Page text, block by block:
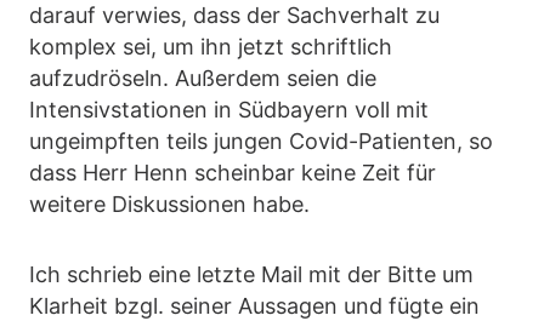
darauf verwies, dass der Sachverhalt zu
komplex sei, um ihn jetzt schriftlich
aufzudröseln. Außerdem seien die
Intensivstationen in Südbayern voll mit
ungeimpften teils jungen Covid-Patienten, so
dass Herr Henn scheinbar keine Zeit für
weitere Diskussionen habe.
Ich schrieb eine letzte Mail mit der Bitte um
Klarheit bzgl. seiner Aussagen und fügte ein